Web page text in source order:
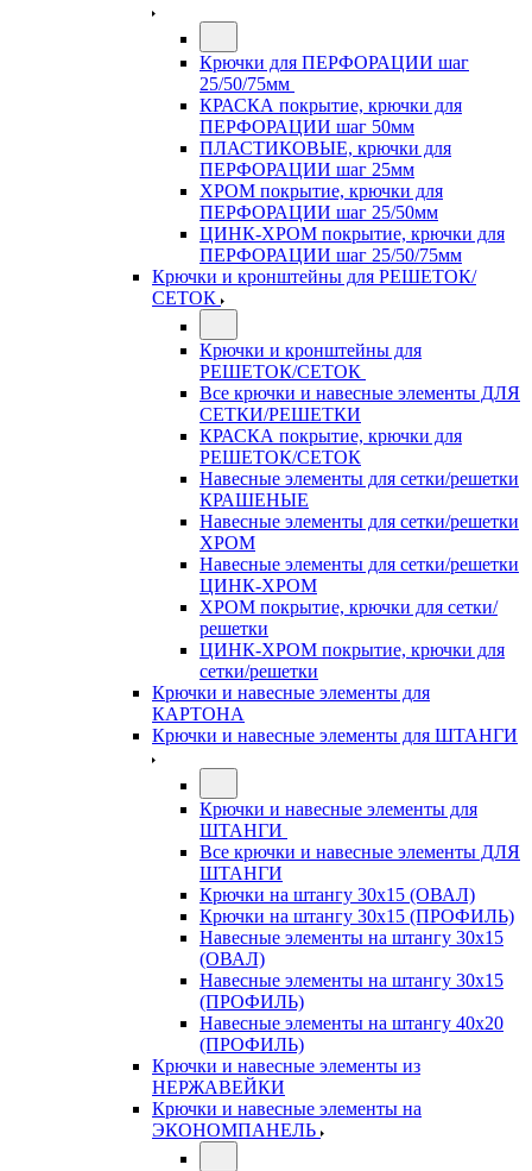
Крючки для ПЕРФОРАЦИИ шаг
25/50/75мм
КРАСКА покрытие, крючки для
ПЕРФОРАЦИИ шаг 50мм
ПЛАСТИКОВЫЕ, крючки для
ПЕРФОРАЦИИ шаг 25мм
ХРОМ покрытие, крючки для
ПЕРФОРАЦИИ шаг 25/50мм
ЦИНК-ХРОМ покрытие, крючки для
ПЕРФОРАЦИИ шаг 25/50/75мм
Крючки и кронштейны для РЕШЕТОК/
СЕТОК
Крючки и кронштейны для
РЕШЕТОК/СЕТОК
Все крючки и навесные элементы ДЛЯ
СЕТКИ/РЕШЕТКИ
КРАСКА покрытие, крючки для
РЕШЕТОК/СЕТОК
Навесные элементы для сетки/решетки
КРАШЕНЫЕ
Навесные элементы для сетки/решетки
ХРОМ
Навесные элементы для сетки/решетки
ЦИНК-ХРОМ
ХРОМ покрытие, крючки для сетки/
решетки
ЦИНК-ХРОМ покрытие, крючки для
сетки/решетки
Крючки и навесные элементы для
КАРТОНА
Крючки и навесные элементы для ШТАНГИ
Крючки и навесные элементы для
ШТАНГИ
Все крючки и навесные элементы ДЛЯ
ШТАНГИ
Крючки на штангу 30х15 (ОВАЛ)
Крючки на штангу 30х15 (ПРОФИЛЬ)
Навесные элементы на штангу 30х15
(ОВАЛ)
Навесные элементы на штангу 30х15
(ПРОФИЛЬ)
Навесные элементы на штангу 40х20
(ПРОФИЛЬ)
Крючки и навесные элементы из
НЕРЖАВЕЙКИ
Крючки и навесные элементы на
ЭКОНОМПАНЕЛЬ